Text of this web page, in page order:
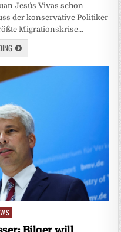
Jesús Vivas schon
der konservative Politiker
Migrationskrise…